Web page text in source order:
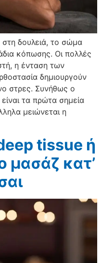
στη δουλειά, το σώμα
κόπωσης. Οι πολλές
η ένταση των
δημιουργούν
στρες. Συνήθως ο
τα πρώτα σημεία
μειώνεται η
tissue ή
μασάζ κατ’